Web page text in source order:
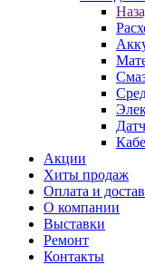
Акции
Хиты продаж
Оплата и
О компании
Выставки
Ремонт
Контакты